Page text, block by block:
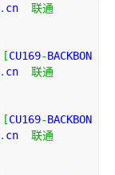
. cn 联通
[CU169-BACKBON
. cn 联通
[CU169-BACKBON
. cn 联通